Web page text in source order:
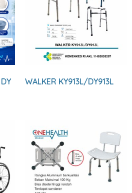
WALKER KY913L/DY913L